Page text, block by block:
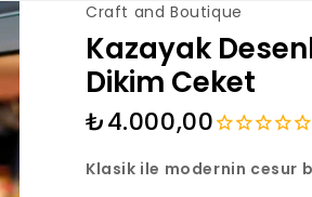
-50%
Yeşil,
₺3.950,00
₺1.975,00
Soyut Yüz
Desenli
Craft and Boutique
Kazayak
Dikim Ceket
₺4.000,00
Klasik ile modernin cesur